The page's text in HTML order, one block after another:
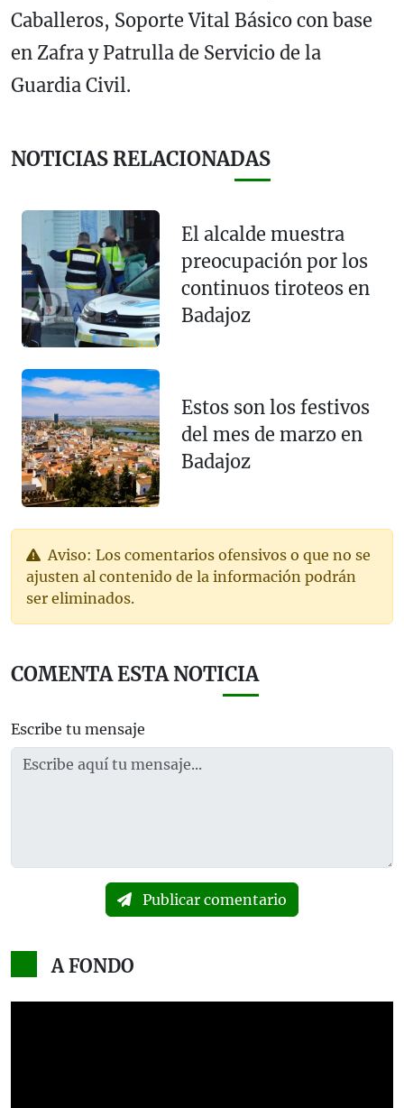
Caballeros, Soporte Vital Básico con base
en Zafra y Patrulla de Servicio de la
Guardia Civil.
NOTICIAS RELACIONADAS
El alcalde muestra
preocupación por los
continuos tiroteos en
Badajoz
Estos son los festivos
del mes de marzo en
Badajoz
Aviso: Los comentarios ofensivos o que no se
ajusten al contenido de la información podrán
ser eliminados.
COMENTA ESTA NOTICIA
Escribe tu mensaje
Publicar comentario
A FONDO